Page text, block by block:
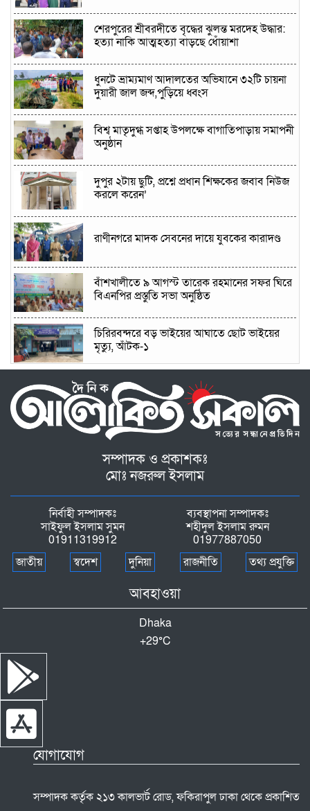
শেরপুরের শ্রীবরদীতে বৃদ্ধের ঝুলন্ত মরদেহ উদ্ধার:
হত্যা নাকি আত্মহত্যা বাড়ছে ধোঁয়াশা
ধুনটে ভ্রাম্যমাণ আদালতের অভিযানে ৩২টি চায়না
দুয়ারী জাল জব্দ,পুড়িয়ে ধ্বংস
বিশ্ব মাতৃদুগ্ধ সপ্তাহ উপলক্ষে বাগাতিপাড়ায় সমাপনী
অনুষ্ঠান
দুপুর ২টায় ছুটি, প্রশ্নে প্রধান শিক্ষকের জবাব নিউজ
করলে করেন’
রাণীনগরে মাদক সেবনের দায়ে যুবকের কারাদণ্ড
বাঁশখালীতে ৯ আগস্ট তারেক রহমানের সফর ঘিরে
বিএনপির প্রস্তুতি সভা অনুষ্ঠিত
চিরিরবন্দরে বড় ভাইয়ের আঘাতে ছোট ভাইয়ের
মৃত্যু, আঁটক-১
কালীগঞ্জে কম্পিউটার ও ড্রাইভিং প্রশিক্ষণার্থীদের
ভাতা-সনদ বিতরণ
শেরপুরে জাতীয় নাগরিক পার্টির উদ্যোগে জুলাই
গণঅভ্যুত্থান দিবস পালন: মিলাদ ও আলোচনা সভা
অনুষ্ঠিত
রায়গঞ্জে উপজেলা সদরের পাশে কারিগরি প্রশিক্ষণ
কেন্দ্র স্থাপনের দাবিতে ইউএনওর নিকট স্মারকলিপি
প্রদান
শ্রীপুরে যুবদল নেতার হামলায় পণ্ড আইনশৃঙ্খলা
বিষয়ক সচেতনামূলক সভা,থানায় অভিযোগ
কিন্ডারগার্টেন সোসাইটি কুমিল্লা জেলা শাখার শিক্ষা
সফর
ঘুষের মাধ্যমে ওয়ারিশি সম্পত্তি দখলের অভিযোগে
সম্পাদক ও প্রকাশকঃ
মোঃ নজরুল ইসলাম
নির্বাহী সম্পাদকঃ
সাইফুল ইসলাম সুমন
01911319912
ব্যবস্থাপনা সম্পাদকঃ
শহীদুল ইসলাম রুমন
01977887050
জাতীয়
স্বদেশ দুনিয়া রাজনীতি তথ্য প্রযুক্তি
আবহাওয়া
Dhaka
+29°C
যোগাযোগ
সম্পাদক কর্তৃক ২১৩ কালভার্ট রোড, ফকিরাপুল ঢাকা থেকে প্রকাশিত